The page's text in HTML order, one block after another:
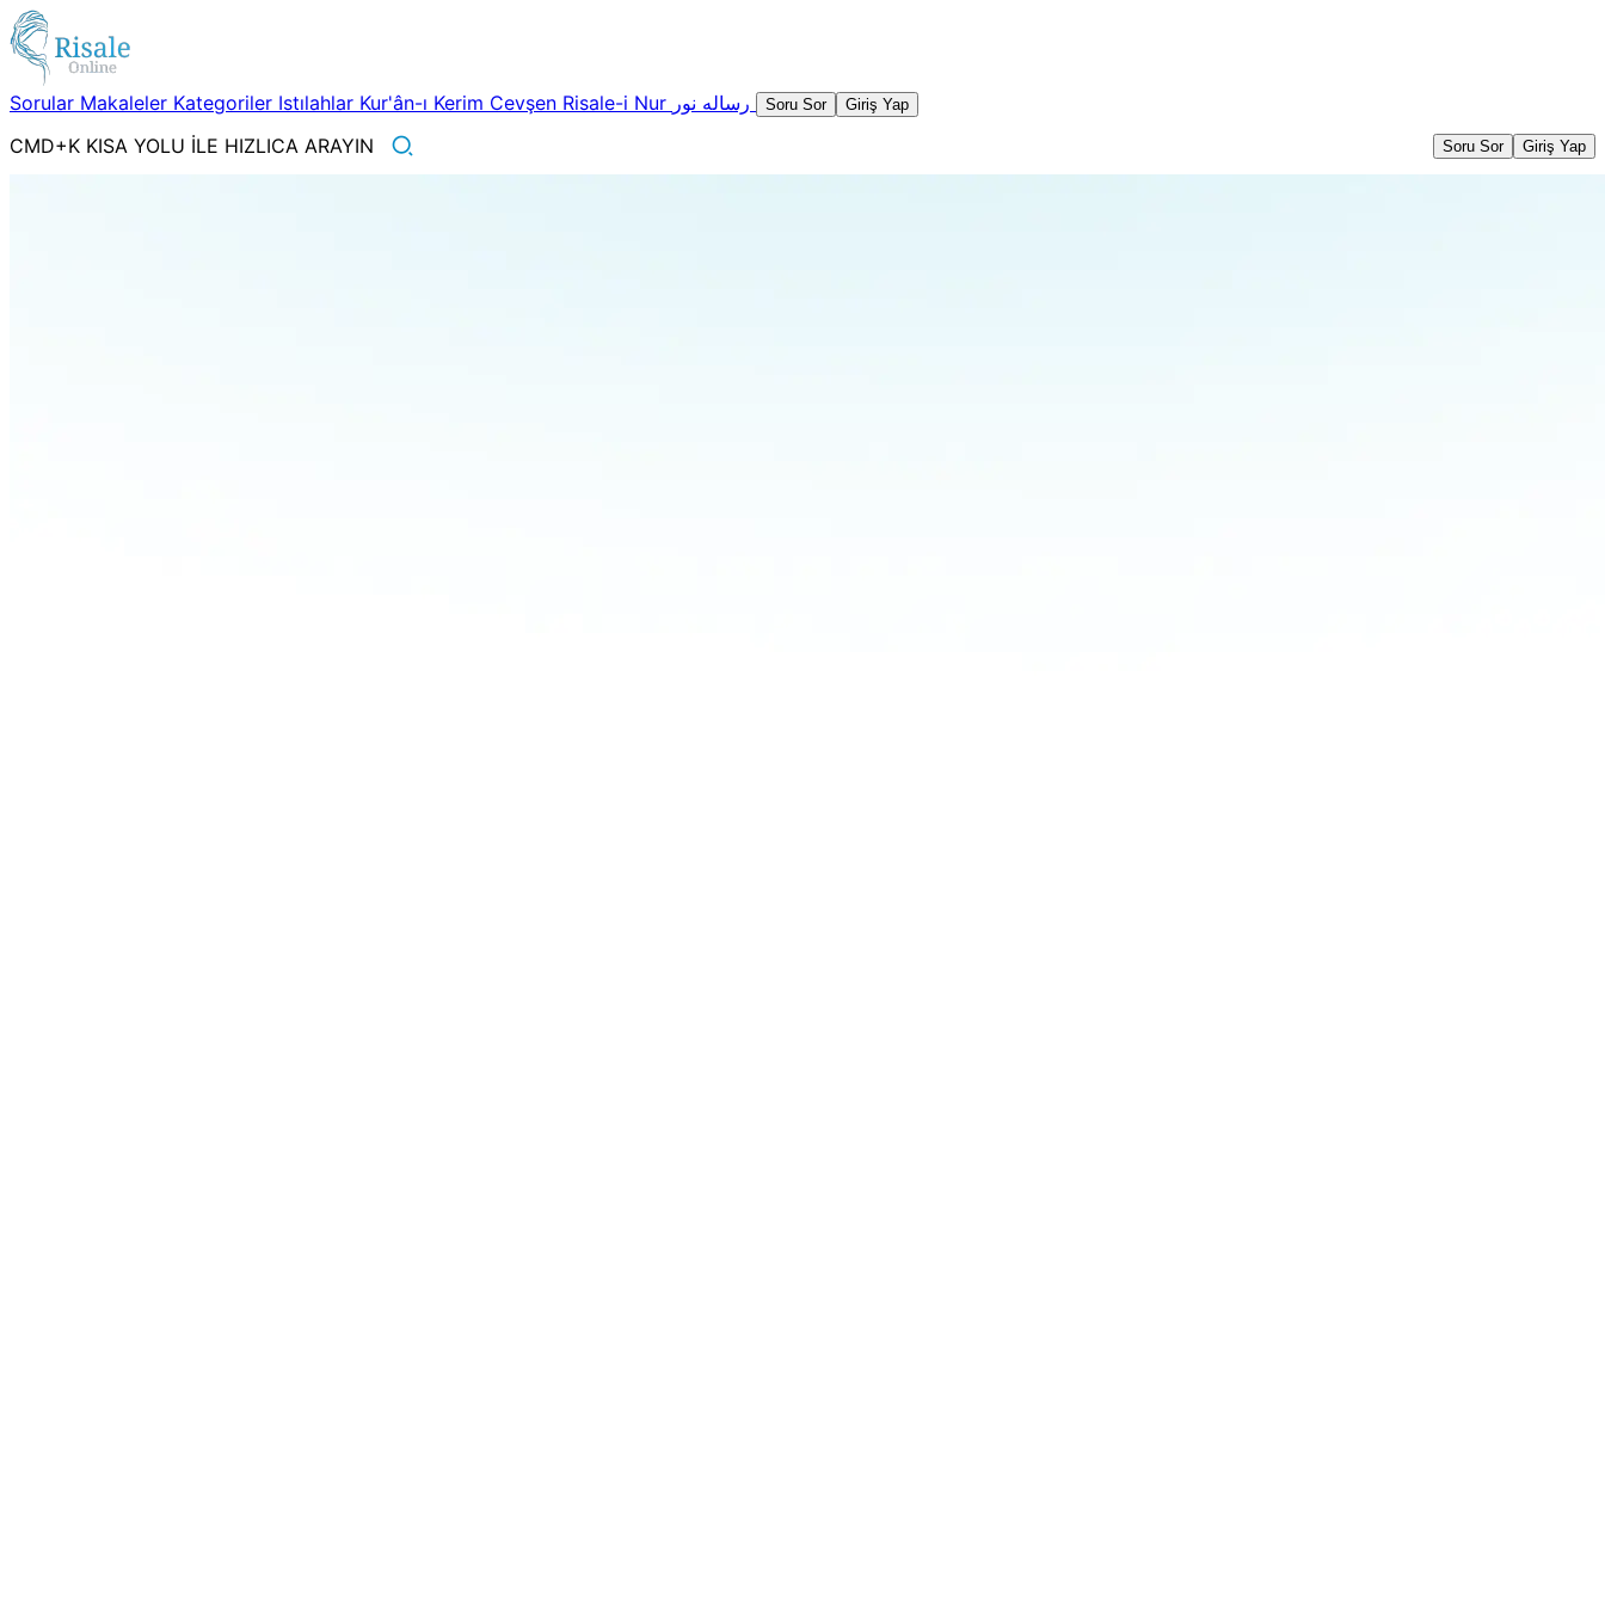
Sorular Makaleler Kategoriler Istılahlar Kur'ân-ı Kerim Cevşen Risale-i Nur Soru Sor Giriş Yap
CMD+K KISA YOLU İLE HIZLICA ARAYIN Soru Sor Giriş Yap